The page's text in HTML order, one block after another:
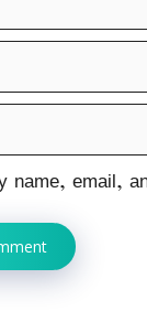
name, email,